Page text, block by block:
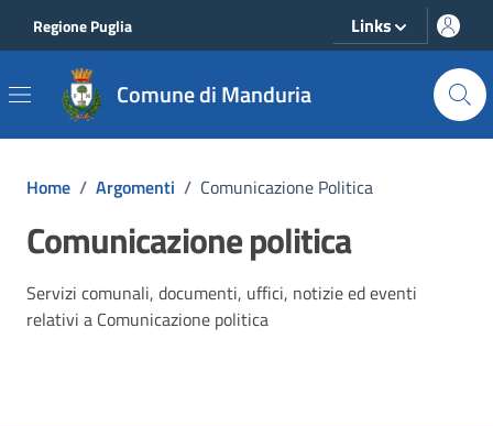
Regione Puglia Links
Comune di Manduria
Home / Argomenti / Comunicazione Politica
Comunicazione politica
Dettagli dell'argomento
Servizi comunali, documenti, uffici, notizie ed eventi
relativi a Comunicazione politica